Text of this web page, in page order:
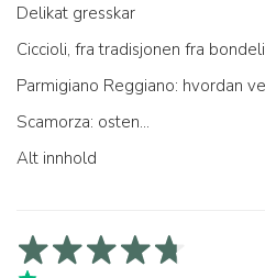
Delikat gresskar
Ciccioli, fra tradisjonen fra
Parmigiano Reggiano: hvordan
Scamorza: osten...
Alt innhold